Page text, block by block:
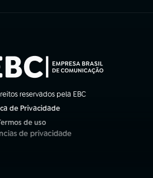
reservados pela EBC
de Privacidade
de uso
em nova aba)
de privacidade